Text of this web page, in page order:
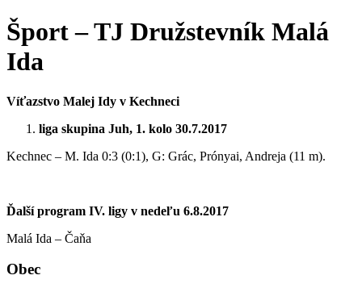
Šport – TJ Družstevník Malá
Ida
Víťazstvo Malej Idy v Kechneci
liga skupina Juh, 1. kolo 30.7.2017
Kechnec – M. Ida 0:3 (0:1), G: Grác, Prónyai, Andreja (11 m).
Ďalší program IV. ligy v nedeľu 6.8.2017
Malá Ida – Čaňa
Obec